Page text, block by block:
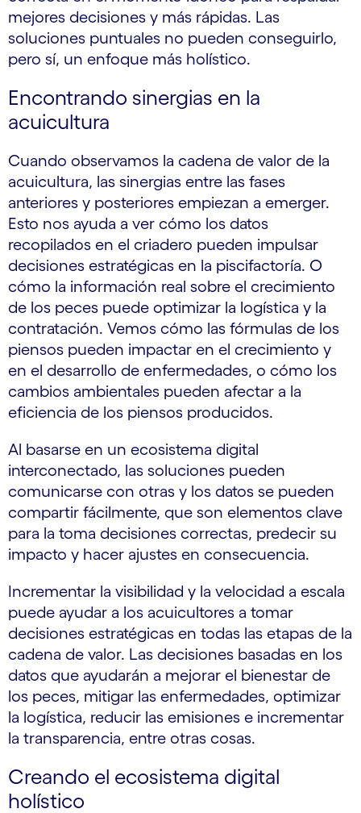
mejores decisiones y más rápidas. Las
soluciones puntuales no pueden conseguirlo,
pero sí, un enfoque más holístico.
Encontrando sinergias en la
acuicultura
Cuando observamos la cadena de valor de la
acuicultura, las sinergias entre las fases
anteriores y posteriores empiezan a emerger.
Esto nos ayuda a ver cómo los datos
recopilados en el criadero pueden impulsar
decisiones estratégicas en la piscifactoría. O
cómo la información real sobre el crecimiento
de los peces puede optimizar la logística y la
contratación. Vemos cómo las fórmulas de los
piensos pueden impactar en el crecimiento y
en el desarrollo de enfermedades, o cómo los
cambios ambientales pueden afectar a la
eficiencia de los piensos producidos.
Al basarse en un ecosistema digital
interconectado, las soluciones pueden
comunicarse con otras y los datos se pueden
compartir fácilmente, que son elementos clave
para la toma decisiones correctas, predecir su
impacto y hacer ajustes en consecuencia.
Incrementar la visibilidad y la velocidad a escala
puede ayudar a los acuicultores a tomar
decisiones estratégicas en todas las etapas de la
cadena de valor. Las decisiones basadas en los
datos que ayudarán a mejorar el bienestar de
los peces, mitigar las enfermedades, optimizar
la logística, reducir las emisiones e incrementar
la transparencia, entre otras cosas.
Creando el ecosistema digital
holístico